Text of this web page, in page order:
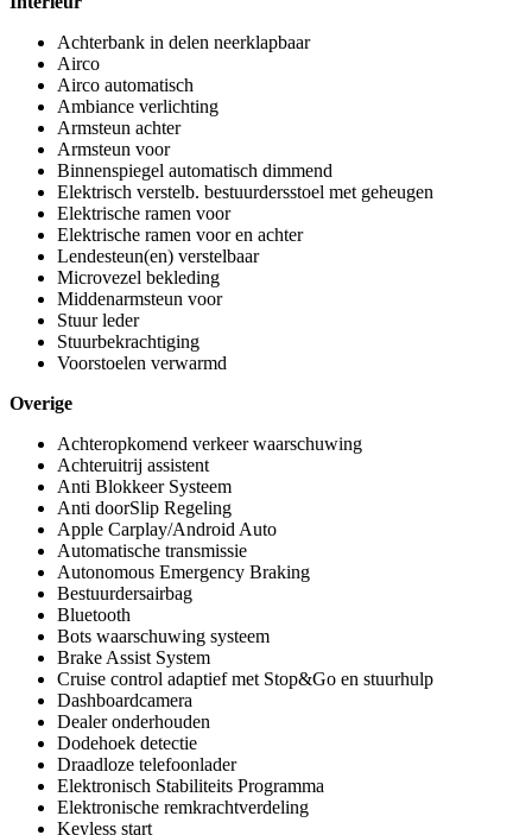
Achterbank in delen neerklapbaar
Airco
Airco automatisch
Ambiance verlichting
Armsteun achter
Armsteun voor
Binnenspiegel automatisch dimmend
Elektrisch verstelb. bestuurdersstoel met geheugen
Elektrische ramen voor
Elektrische ramen voor en achter
Lendesteun(en) verstelbaar
Microvezel bekleding
Middenarmsteun voor
Stuur leder
Stuurbekrachtiging
Voorstoelen verwarmd
Overige
Achteropkomend verkeer waarschuwing
Achteruitrij assistent
Anti Blokkeer Systeem
Anti doorSlip Regeling
Apple Carplay/Android Auto
Automatische transmissie
Autonomous Emergency Braking
Bestuurdersairbag
Bluetooth
Bots waarschuwing systeem
Brake Assist System
Cruise control adaptief met Stop&Go en stuurhulp
Dashboardcamera
Dealer onderhouden
Dodehoek detectie
Draadloze telefoonlader
Elektronisch Stabiliteits Programma
Elektronische remkrachtverdeling
Keyless start